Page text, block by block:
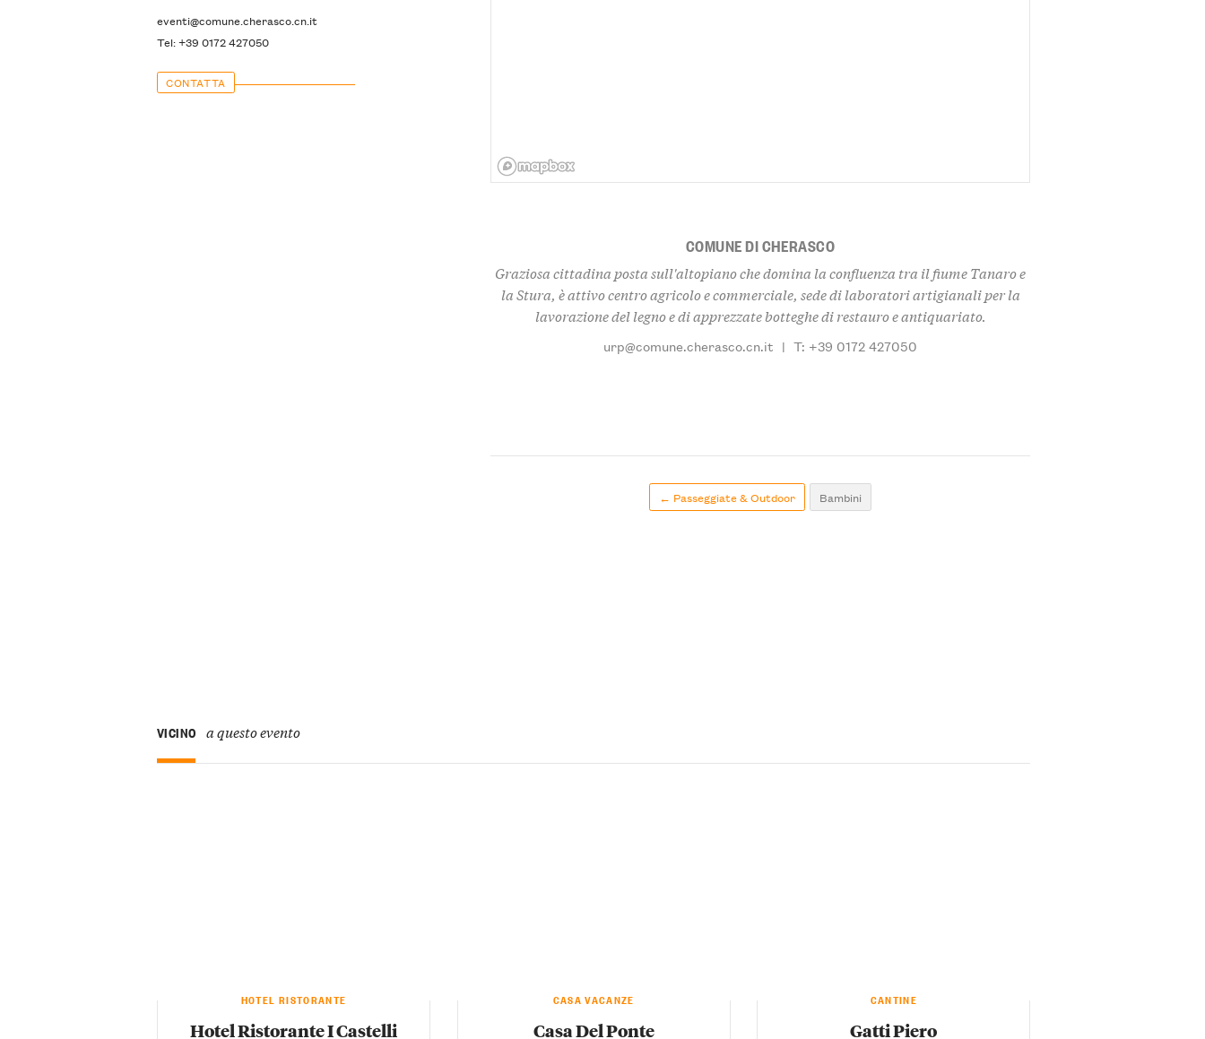
eventi@comune.cherasco.cn.it
Tel: +39 0172 427050
CONTATTA
COMUNE DI CHERASCO
Graziosa cittadina posta sull'altopiano che domina la confluenza tra il fiume Tanaro e
la Stura, è attivo centro agricolo e commerciale, sede di laboratori artigianali per la
lavorazione del legno e di apprezzate botteghe di restauro e antiquariato.
urp@comune.cherasco.cn.it | T: +39 0172 427050
← Passeggiate & Outdoor Bambini
VICINO a questo evento
HOTEL RISTORANTE
Hotel Ristorante I Castelli
CASA VACANZE
Casa Del Ponte
CANTINE
Gatti Piero